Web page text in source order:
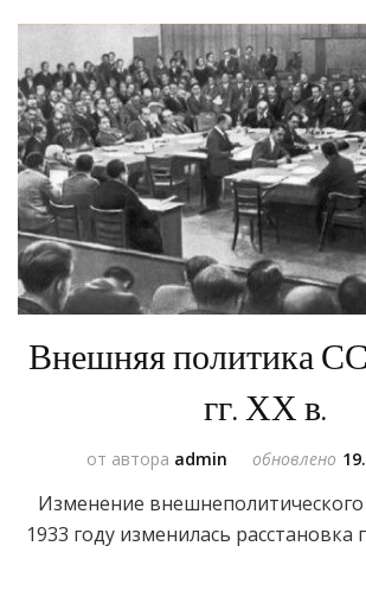
Внешняя политика
гг. ХХ в.
от автора admin обновлено
Изменение внешнеполитического
1933 году изменилась расстановка